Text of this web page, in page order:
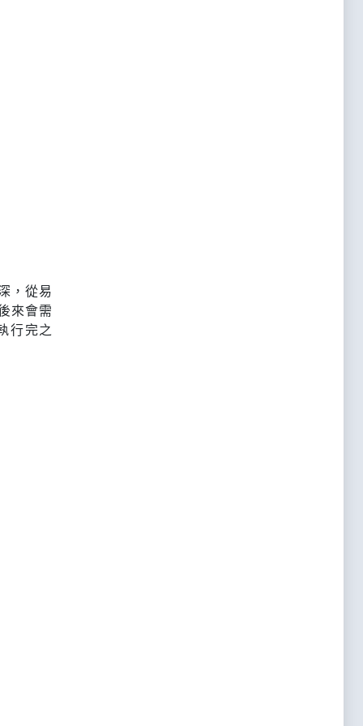
，從易
來會需
行完之